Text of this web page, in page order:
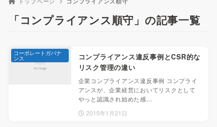
「コンプライアンス順守」の記事一覧
コンプライアンス違反事例とCSR的な
リスク管理の違い
企業コンプライアンス違反事例 コンプライ
アンスが、企業経営においてリスクとして
やっと認識され始めた感…
2015年1月21日
コーポレートガバナ
ンス